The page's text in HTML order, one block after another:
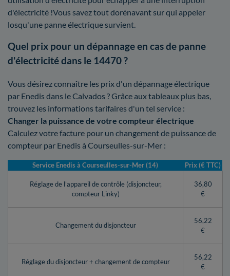
d'électricité !Vous savez tout dorénavant sur qui appeler
losqu'une panne électrique survient.
Quel prix pour un dépannage en cas de panne
d'électricité dans le 14470 ?
Vous désirez connaître les prix d'un dépannage électrique
par Enedis dans le Calvados ? Grâce aux tableaux plus bas,
trouvez les informations tarifaires d'un tel service :
Changer la puissance de votre compteur électrique
Calculez votre facture pour un changement de puissance de
compteur par Enedis à Courseulles-sur-Mer :
Service Enedis à Courseulles-sur-Mer (14) Prix (€ TTC)
Réglage de l’appareil de contrôle (disjoncteur,
compteur Linky)
36,80
€
Changement du disjoncteur
56,22
€
Réglage du disjoncteur + changement de compteur
56,22
€